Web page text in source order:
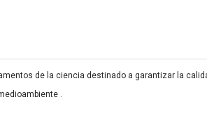
de la ciencia destinado a garantizar la
.